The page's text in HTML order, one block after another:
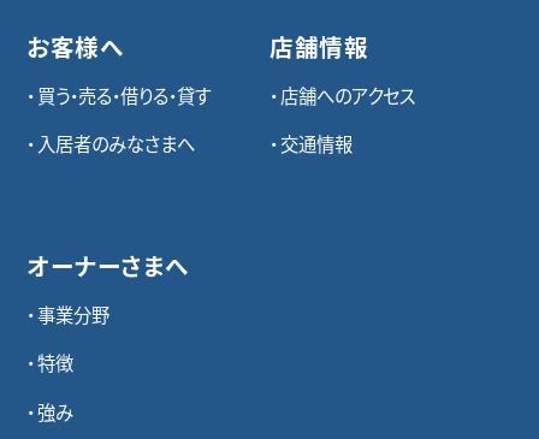
お客様へ
買う・売る・借りる・貸す
入居者のみなさまへ
オーナーさまへ
事業分野
特徴
強み
店舗情報
店舗へのアクセス
交通情報